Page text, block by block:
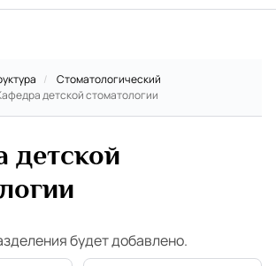
/
Стоматологический
детской стоматологии
детской
будет добавлено.